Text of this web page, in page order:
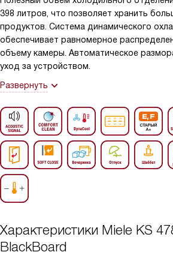
398 литров, что позволяет хранить
продуктов. Система динамического
обеспечивает равномерное
объему камеры. Автоматическое
уход за устройством.
Развернуть
Характеристики Miele KS
BlackBoard